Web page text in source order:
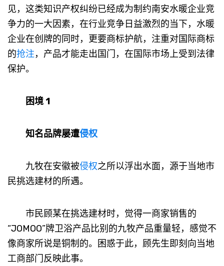
见，这类知识产权纠纷已经成为制约南安水暖企业竞
争力的一大因素，在行业竞争日益激烈的当下，水暖
企业在创牌的同时，更要商标护航，注重对国际商标
的抢注，产品才能走出国门，在国际市场上受到法律
保护。
困境 1
知名品牌屡遭侵权
九牧在安徽被侵权之所以浮出水面，源于当地市
民挑选建材的所遇。
市民顾某在挑选建材时，觉得一商家销售的
“JOMOO”牌卫浴产品比别的九牧产品重量轻，感觉不
像商家所说是铜制的。困惑于此，顾先生即刻向当地
工商部门反映此事。